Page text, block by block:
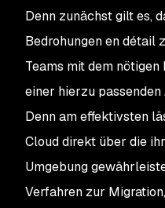
Denn zunächst gilt es,
Bedrohungen en détail
Teams mit dem
einer hierzu
Denn am effektivsten
Cloud direkt über die
Umgebung
Verfahren zur